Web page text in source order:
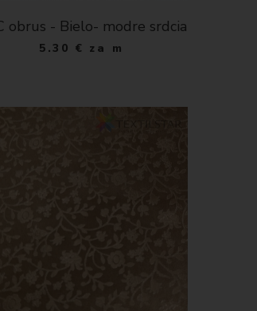
obrus - Bielo- modre srdcia
5.30 € za m